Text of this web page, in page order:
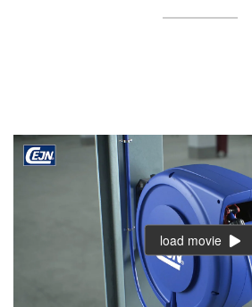
load movie